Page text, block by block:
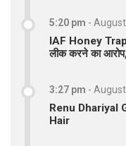
5:20 pm -
IAF Honey Trap
लीक करने का
3:27 pm -
Renu Dhariyal
Hair